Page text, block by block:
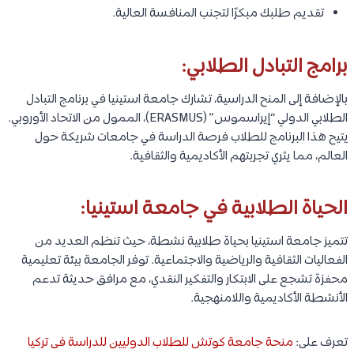
تقديم طلبك مبكرًا لتجنب المنافسة العالية.
برامج التبادل الطلابي:
بالإضافة إلى المنح الدراسية، تشارك جامعة استينيا في برنامج التبادل
الطلابي الدولي “إيراسموس” (ERASMUS)، الممول من الاتحاد الأوروبي.
يتيح هذا البرنامج للطلاب فرصة الدراسة في جامعات شريكة حول
العالم، مما يثري تجربتهم الأكاديمية والثقافية.
الحياة الطلابية في جامعة استينيا:
تتميز جامعة استينيا بحياة طلابية نشطة، حيث تنظم العديد من
الفعاليات الثقافية والرياضية والاجتماعية. توفر الجامعة بيئة تعليمية
محفزة تشجع على الابتكار والتفكير النقدي، مع مرافق حديثة تدعم
الأنشطة الأكاديمية واللامنهجية.
تعرف على: منحة جامعة كوتش للطلاب الدوليين للدراسة في تركيا